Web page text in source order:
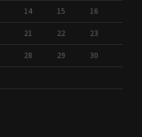
14 15 16
21 22 23
28 29 30